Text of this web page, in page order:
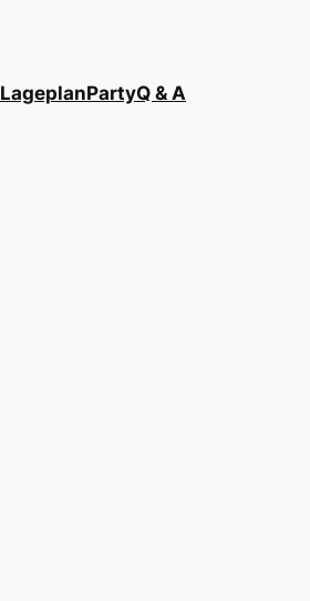
LageplanPartyQ & A